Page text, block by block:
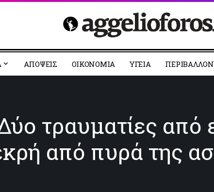
ΑΠΟΨΕΙΣ ΟΙΚΟΝΟΜΙΑ YΓΕΙΑ ΠΕΡΙΒΑΛΛΟΝ
τραυματίες από
από πυρά της